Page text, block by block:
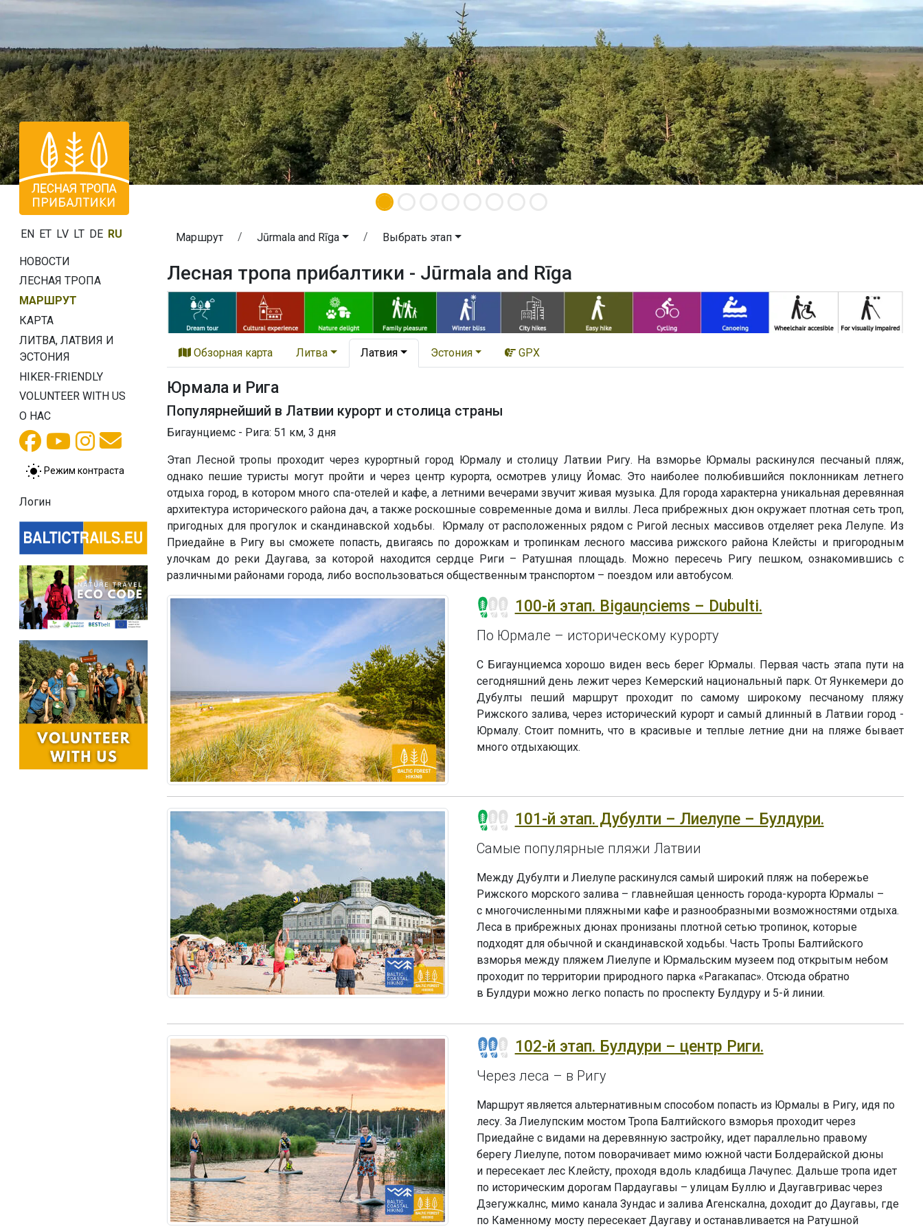
EN ET LV LT DE RU
НОВОСТИ
ЛЕСНАЯ ТРОПА
МАРШРУТ
КАРТА
ЛИТВА, ЛАТВИЯ И
ЭСТОНИЯ
HIKER-FRIENDLY
VOLUNTEER WITH US
О НАС
Режим контраста
Логин
Маршрут Jūrmala and Rīga Выбрать этап
Лесная тропа прибалтики - Jūrmala and Rīga
Обзорная карта Литва Латвия Эстония GPX
Юрмала и Рига
Популярнейший в Латвии курорт и столица страны
Бигаунциемс - Рига: 51 км, 3 дня
Этап Лесной тропы проходит через курортный город Юрмалу и столицу Латвии Ригу. На взморье Юрмалы раскинулся песчаный пляж,
однако пешие туристы могут пройти и через центр курорта, осмотрев улицу Йомас. Это наиболее полюбившийся поклонникам летнего
отдыха город, в котором много спа-отелей и кафе, а летними вечерами звучит живая музыка. Для города характерна уникальная деревянная
архитектура исторического района дач, а также роскошные современные дома и виллы. Леса прибрежных дюн окружает плотная сеть троп,
пригодных для прогулок и скандинавской ходьбы. Юрмалу от расположенных рядом с Ригой лесных массивов отделяет река Лелупе. Из
Приедайне в Ригу вы сможете попасть, двигаясь по дорожкам и тропинкам лесного массива рижского района Клейсты и пригородным
улочкам до реки Даугава, за которой находится сердце Риги – Ратушная площадь. Можно пересечь Ригу пешком, ознакомившись с
различными районами города, либо воспользоваться общественным транспортом – поездом или автобусом.
100-й этап. Bigauņciems – Dubulti.
По Юрмале – историческому курорту
С Бигаунциемса хорошо виден весь берег Юрмалы. Первая часть этапа пути на
сегодняшний день лежит через Кемерский национальный парк. От Яункемери до
Дубулты пеший маршрут проходит по самому широкому песчаному пляжу
Рижского залива, через исторический курорт и самый длинный в Латвии город -
Юрмалу. Стоит помнить, что в красивые и теплые летние дни на пляже бывает
много отдыхающих.
101-й этап. Дубулти – Лиелупе – Булдури.
Самые популярные пляжи Латвии
Между Дубулти и Лиелупе раскинулся самый широкий пляж на побережье
Рижского морского залива – главнейшая ценность города-курорта Юрмалы –
с многочисленными пляжными кафе и разнообразными возможностями отдыха.
Леса в прибрежных дюнах пронизаны плотной сетью тропинок, которые
подходят для обычной и скандинавской ходьбы. Часть Тропы Балтийского
взморья между пляжем Лиелупе и Юрмальским музеем под открытым небом
проходит по территории природного парка «Рагакапас». Отсюда обратно
в Булдури можно легко попасть по проспекту Булдуру и 5-й линии.
102-й этап. Булдури – центр Риги.
Через леса – в Ригу
Маршрут является альтернативным способом попасть из Юрмалы в Ригу, идя по
лесу. За Лиелупским мостом Тропа Балтийского взморья проходит через
Приедайне с видами на деревянную застройку, идет параллельно правому
берегу Лиелупе, потом поворачивает мимо южной части Болдерайской дюны
и пересекает лес Клейсту, проходя вдоль кладбища Лачупес. Дальше тропа идет
по историческим дорогам Пардаугавы – улицам Буллю и Даугавгривас через
Дзегужкалнс, мимо канала Зундас и залива Агенскална, доходит до Даугавы, где
по Каменному мосту пересекает Даугаву и останавливается на Ратушной